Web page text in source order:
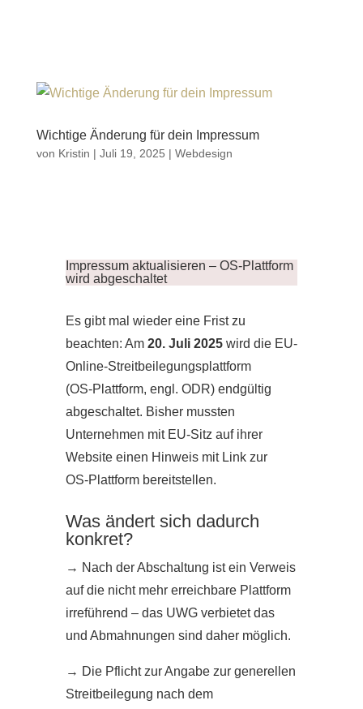
Wichtige Änderung für dein Impressum
von Kristin | Juli 19, 2025 | Webdesign
Impressum aktualisieren – OS-Plattform
wird abgeschaltet
Es gibt mal wieder eine Frist zu
beachten: Am 20. Juli 2025wird die EU-
Online-Streitbeilegungsplattform
(OS‑Plattform, engl. ODR) endgültig
abgeschaltet. Bisher mussten
Unternehmen mit EU-Sitz auf ihrer
Website einen Hinweis mit Link zur
OS‑Plattform bereitstellen.
Was ändert sich dadurch
konkret?
→ Nach der Abschaltung ist ein Verweis
auf die nicht mehr erreichbare Plattform
irreführend – das UWG verbietet das
und Abmahnungen sind daher möglich.
→ Die Pflicht zur Angabe zur generellen
Streitbeilegung nach dem